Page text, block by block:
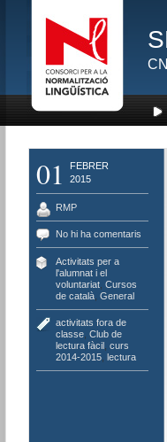
01
FEBRER
2015
RMP
No hi ha comentaris
Activitats per a
l'alumnat i el
voluntariat, Cursos
de català, General
activitats fora de
classe, Club de
lectura fàcil, curs
2014-2015, lectura